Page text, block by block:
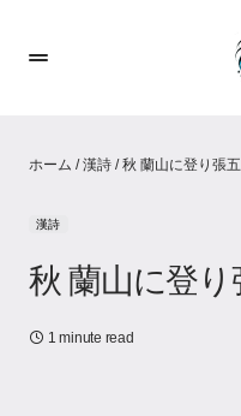
ホーム /漢詩 /秋 蘭山に登り張
漢詩
秋 蘭山に登
1 minute read